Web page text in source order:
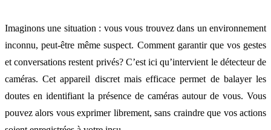
Imaginons une situation : vous vous trouvez dans un environnement
inconnu, peut-être même suspect. Comment garantir que vos gestes
et conversations restent privés? C’est ici qu’intervient le détecteur de
caméras. Cet appareil discret mais efficace permet de balayer les
doutes en identifiant la présence de caméras autour de vous. Vous
pouvez alors vous exprimer librement, sans craindre que vos actions